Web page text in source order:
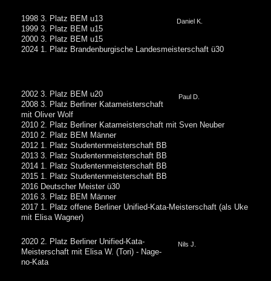
Daniel K.
1998 3. Platz BEM u13
1999 3. Platz BEM u15
2000 3. Platz BEM u15
2024 1. Platz Brandenburgische Landesmeisterschaft ü30
Paul D.
2002 3. Platz BEM u20
2008 3. Platz Berliner Katameisterschaft
mit Oliver Wolf
2010 2. Platz Berliner Katameisterschaft mit Sven Neuber
2010 2. Platz BEM Männer
2012 1. Platz Studentenmeisterschaft BB
2013 3. Platz Studentenmeisterschaft BB
2014 1. Platz Studentenmeisterschaft BB
2015 1. Platz Studentenmeisterschaft BB
2016 Deutscher Meister ü30
2016 3. Platz BEM Männer
2017 1. Platz offene Berliner Unified-Kata-Meisterschaft (als Uke
mit Elisa Wagner)
Nils J.
2020 2. Platz Berliner Unified-Kata-
Meisterschaft mit Elisa W. (Tori) - Nage-
no-Kata